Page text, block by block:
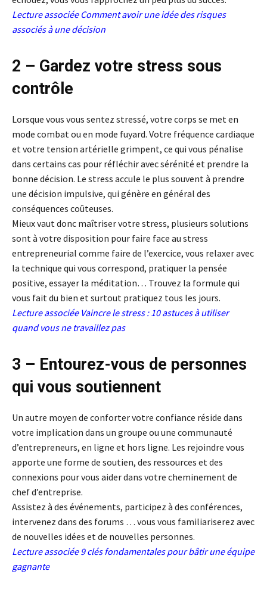
Lecture associée Comment avoir une idée des risques
associés à une décision
2 – Gardez votre stress sous
contrôle
Lorsque vous vous sentez stressé, votre corps se met en
mode combat ou en mode fuyard. Votre fréquence cardiaque
et votre tension artérielle grimpent, ce qui vous pénalise
dans certains cas pour réfléchir avec sérénité et prendre la
bonne décision. Le stress accule le plus souvent à prendre
une décision impulsive, qui génère en général des
conséquences coûteuses.
Mieux vaut donc maîtriser votre stress, plusieurs solutions
sont à votre disposition pour faire face au stress
entrepreneurial comme faire de l’exercice, vous relaxer avec
la technique qui vous correspond, pratiquer la pensée
positive, essayer la méditation… Trouvez la formule qui
vous fait du bien et surtout pratiquez tous les jours.
Lecture associée Vaincre le stress : 10 astuces à utiliser
quand vous ne travaillez pas
3 – Entourez-vous de personnes
qui vous soutiennent
Un autre moyen de conforter votre confiance réside dans
votre implication dans un groupe ou une communauté
d’entrepreneurs, en ligne et hors ligne. Les rejoindre vous
apporte une forme de soutien, des ressources et des
connexions pour vous aider dans votre cheminement de
chef d’entreprise.
Assistez à des événements, participez à des conférences,
intervenez dans des forums … vous vous familiariserez avec
de nouvelles idées et de nouvelles personnes.
Lecture associée9 clés fondamentales pour bâtir une équipe
gagnante